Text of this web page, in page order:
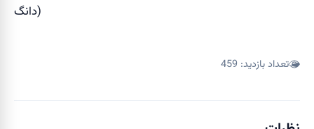
دانگ)
تعداد بازدید: 459